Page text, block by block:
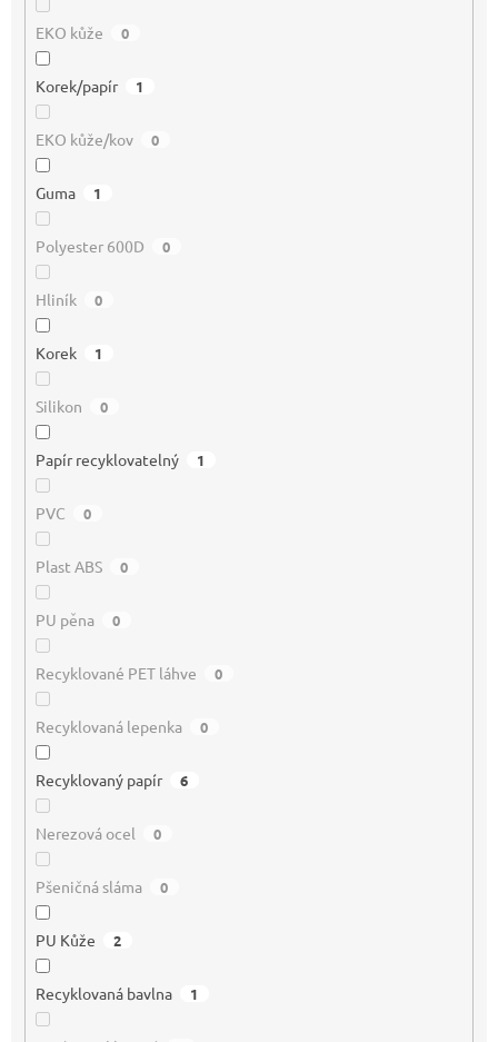
EKO kůže 0
Korek/papír 1
EKO kůže/kov 0
Guma 1
Polyester 600D 0
Hliník 0
Korek 1
Silikon 0
Papír recyklovatelný 1
PVC 0
Plast ABS 0
PU pěna 0
Recyklované PET láhve 0
Recyklovaná lepenka 0
Recyklovaný papír 6
Nerezová ocel 0
Pšeničná sláma 0
PU Kůže 2
Recyklovaná bavlna 1